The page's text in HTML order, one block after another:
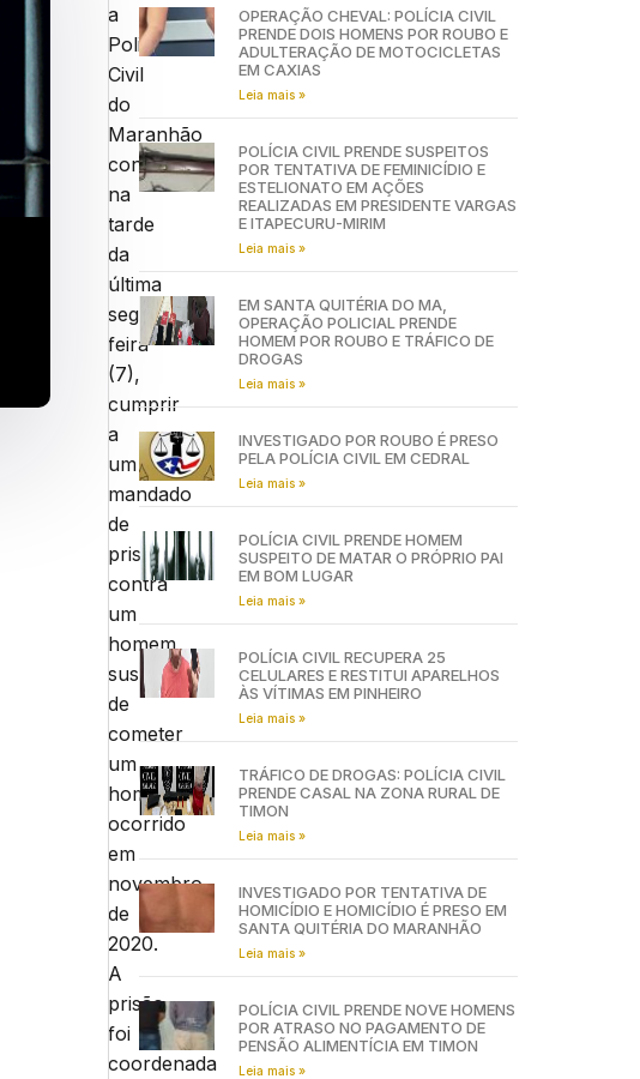
a
Policia
Civil
do
Maranhão
conseguiu
na
tarde
da
última
segunda-
feira
(7),
cumprir
a
um
mandado
de
prisão
contra
um
homem
suspeito
de
cometer
um
homicídio
ocorrido
em
novembro
de
2020.
A
prisão
foi
coordenada
OPERAÇÃO CHEVAL: POLÍCIA CIVIL
PRENDE DOIS HOMENS POR ROUBO E
ADULTERAÇÃO DE MOTOCICLETAS
EM CAXIAS
Leia mais »
POLÍCIA CIVIL PRENDE SUSPEITOS
POR TENTATIVA DE FEMINICÍDIO E
ESTELIONATO EM AÇÕES
REALIZADAS EM PRESIDENTE VARGAS
E ITAPECURU-MIRIM
Leia mais »
EM SANTA QUITÉRIA DO MA,
OPERAÇÃO POLICIAL PRENDE
HOMEM POR ROUBO E TRÁFICO DE
DROGAS
Leia mais »
INVESTIGADO POR ROUBO É PRESO
PELA POLÍCIA CIVIL EM CEDRAL
Leia mais »
POLÍCIA CIVIL PRENDE HOMEM
SUSPEITO DE MATAR O PRÓPRIO PAI
EM BOM LUGAR
Leia mais »
POLÍCIA CIVIL RECUPERA 25
CELULARES E RESTITUI APARELHOS
ÀS VÍTIMAS EM PINHEIRO
Leia mais »
TRÁFICO DE DROGAS: POLÍCIA CIVIL
PRENDE CASAL NA ZONA RURAL DE
TIMON
Leia mais »
INVESTIGADO POR TENTATIVA DE
HOMICÍDIO E HOMICÍDIO É PRESO EM
SANTA QUITÉRIA DO MARANHÃO
Leia mais »
POLÍCIA CIVIL PRENDE NOVE HOMENS
POR ATRASO NO PAGAMENTO DE
PENSÃO ALIMENTÍCIA EM TIMON
Leia mais »